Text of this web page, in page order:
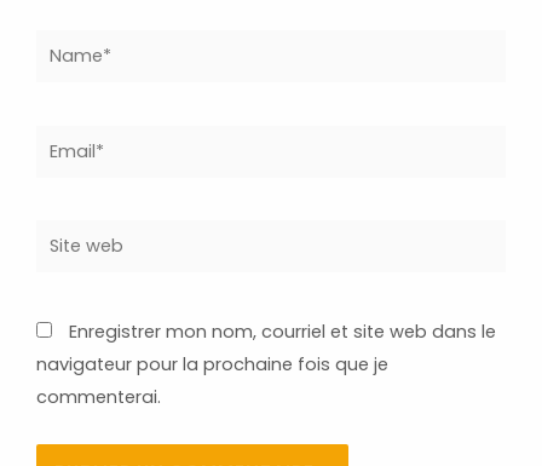
Name*
Email*
Site
Enregistrer mon nom, courriel et site web dans le
navigateur pour la prochaine fois que je
commenterai.